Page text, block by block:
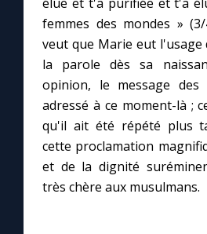
Prier au quotidien
Avec Thérèse de Lisieux
L'Évangile chaque jour
Les premiers samedis du mois
Marie qui défait les nœuds
femmes des mondes »
veut que Marie eut l'usage
la parole dès sa
opinion, le message
adressé à ce moment-là ;
qu'il ait été répété plus
cette proclamation
et de la dignité
très chère aux musulmans.